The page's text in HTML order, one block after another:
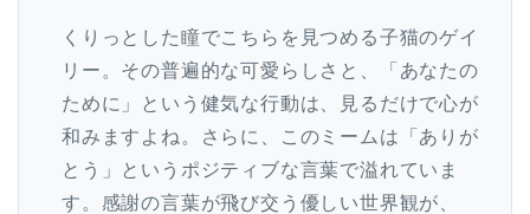
くりっとした瞳でこちらを見つめる子猫のゲイ
リー。その普遍的な可愛らしさと、「あなたの
ために」という健気な行動は、見るだけで心が
和みますよね。さらに、このミームは「ありが
とう」というポジティブな言葉で溢れていま
す。感謝の言葉が飛び交う優しい世界観が、